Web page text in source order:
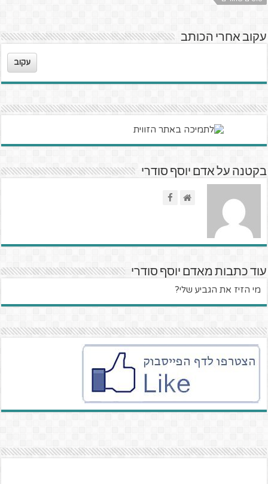
עקוב אחרי הכותב
עקוב
בקטנה על אדם יוסף סודרי
עוד כתבות מאדם יוסף סודרי
מי הזיז את הגביע שלי?